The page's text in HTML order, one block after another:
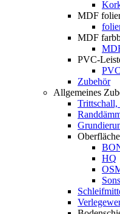
MDF
MDF
PVC-
Zubehör
Allgemeines
Trittschall,
HQ